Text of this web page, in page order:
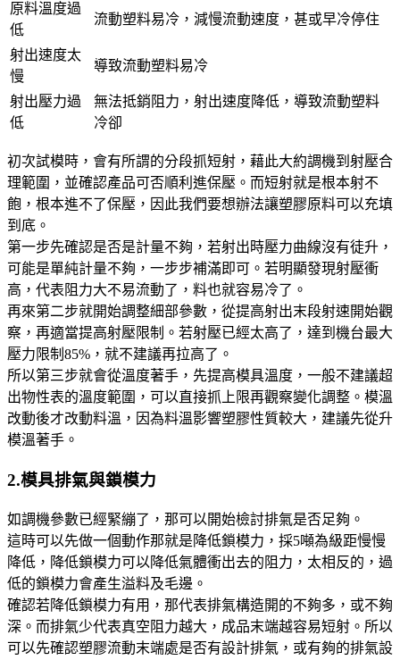
原料溫度過
低
流動塑料易冷，減慢流動速度，甚或早冷停住
射出速度太
慢
導致流動塑料易冷
射出壓力過
低
無法抵銷阻力，射出速度降低，導致流動塑料
冷卻
初次試模時，會有所謂的分段抓短射，藉此大約調機到射壓合
理範圍，並確認產品可否順利進保壓。而短射就是根本射不
飽，根本進不了保壓，因此我們要想辦法讓塑膠原料可以充填
到底。
第一步先確認是否是計量不夠，若射出時壓力曲線沒有徒升，
可能是單純計量不夠，一步步補滿即可。若明顯發現射壓衝
高，代表阻力大不易流動了，料也就容易冷了。
再來第二步就開始調整細部參數，從提高射出末段射速開始觀
察，再適當提高射壓限制。若射壓已經太高了，達到機台最大
壓力限制85%，就不建議再拉高了。
所以第三步就會從溫度著手，先提高模具溫度，一般不建議超
出物性表的溫度範圍，可以直接抓上限再觀察變化調整。模溫
改動後才改動料溫，因為料溫影響塑膠性質較大，建議先從升
模溫著手。
2.模具排氣與鎖模力
如調機參數已經緊繃了，那可以開始檢討排氣是否足夠。
這時可以先做一個動作那就是降低鎖模力，採5噸為級距慢慢
降低，降低鎖模力可以降低氣體衝出去的阻力，太相反的，過
低的鎖模力會產生溢料及毛邊。
確認若降低鎖模力有用，那代表排氣構造開的不夠多，或不夠
深。而排氣少代表真空阻力越大，成品末端越容易短射。所以
可以先確認塑膠流動末端處是否有設計排氣，或有夠的排氣設